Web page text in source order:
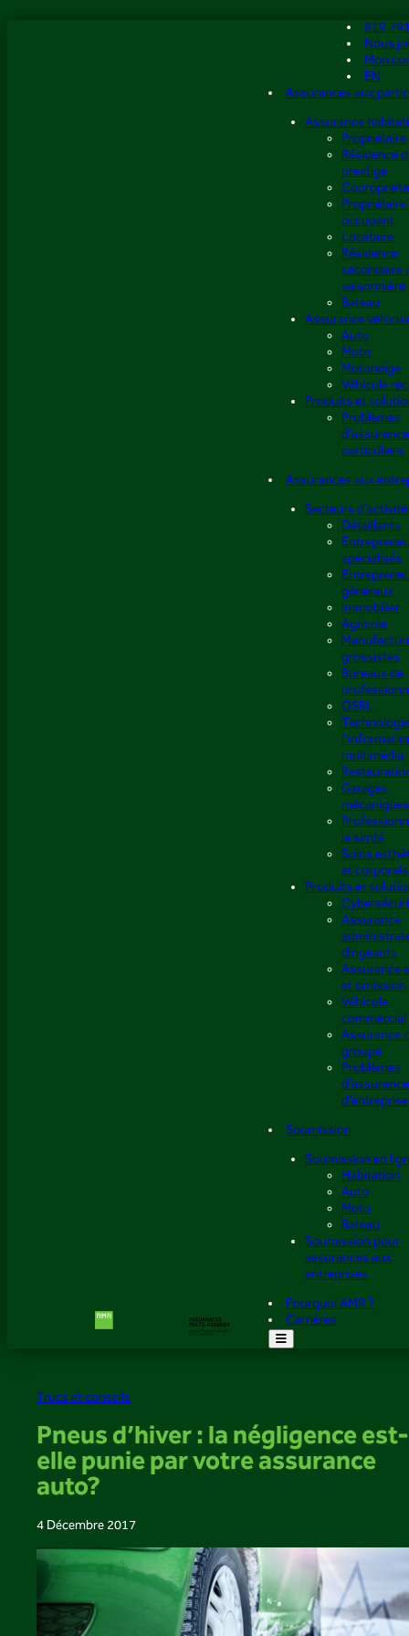
819
Nous
Mon
EN
Assurances aux
Assurance
Propriétaire
Résidence
prestige
occupant
Locataire
Résidence
secondaire
saisonnière
Bateau
Assurance
Auto
Moto
Motoneige
Véhicule
Produits et
Problèmes
particuliers
Assurances aux
Secteurs
Détaillants
spécialisés
généraux
Immobilier
Agricole
grossistes
Bureaux de
OSBL
multimédia
Garages
mécaniques
la santé
Soins
et corporels
Produits et
Assurance
dirigeants
Assurance
et omission
Véhicule
commercial
Assurance
groupe
Problèmes
d’entreprise
Soumission
Soumission en
Habitation
Auto
Moto
Bateau
Soumission pour
assurances aux
entreprises
Pourquoi AMR ?
Carrières
Trucs et conseils
Pneus d’hiver : la négligence est-
elle punie par votre assurance
auto?
4 Décembre 2017